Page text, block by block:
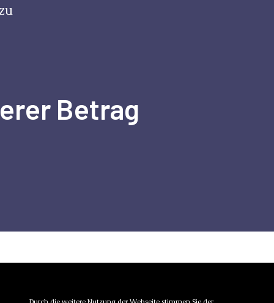
Betrag